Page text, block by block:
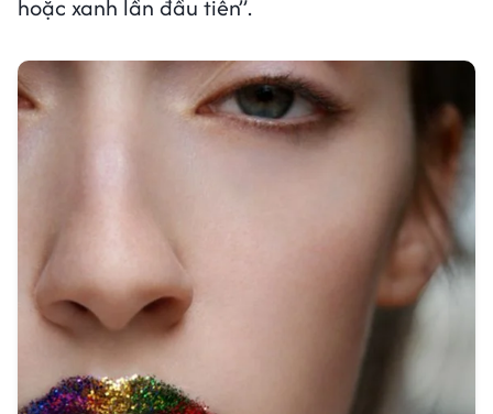
hoặc xanh lần đầu tiên”.